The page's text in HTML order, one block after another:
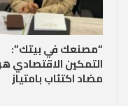
“مصنعك في بيتك”:
التمكين الاقتصادي
مضاد اكتئاب بامتياز